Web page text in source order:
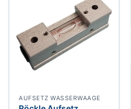
AUFSETZ WASSERWAAGE